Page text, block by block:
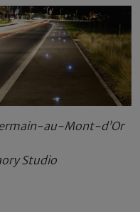
au-Mont-d’Or
Studio